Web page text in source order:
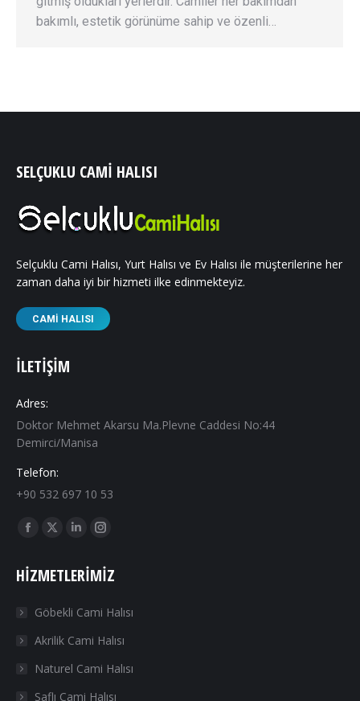
bakımlı, estetik görünüme sahip ve özenli…
SELÇUKLU CAMI HALISI
Selçuklu Cami Halısı, Yurt Halısı ve Ev Halısı ile müşterilerine her
zaman daha iyi bir hizmeti ilke edinmekteyiz.
CAMI HALISI
İLETIŞIM
Adres:
Doktor Mehmet Akarsu Ma.Plevne Caddesi No:44
Demirci/Manisa
Telefon:
+90 532 697 10 53
Find us on:
Facebook
opens
new
window
X
opens
new
window
Linkedin
opens
new
window
Instagram
opens
new
window
HIZMETLERIMIZ
Göbekli Cami Halısı
Akrilik Cami Halısı
Naturel Cami Halısı
Saflı Cami Halısı